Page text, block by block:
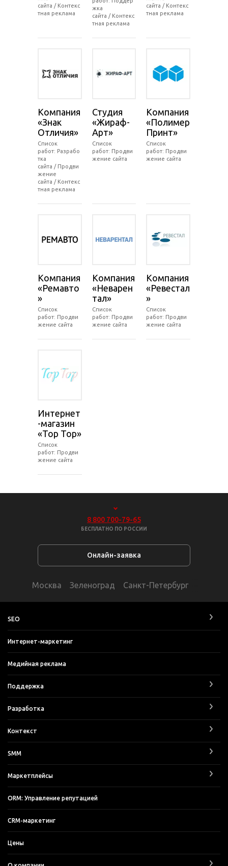
сайта / Контекс
тная реклама
жка
сайта / Контекс
тная реклама
сайта / Контекс
тная реклама
Компания
«Знак
Отличия»
Список
работ: Разрабо
тка
сайта / Продви
жение
сайта / Контекс
тная реклама
Студия
«Жираф-
Арт»
Список
работ: Продви
жение сайта
Компания
«Полимер
Принт»
Список
работ: Продви
жение сайта
Компания
«Ремавто
»
Список
работ: Продви
жение сайта
Компания
«Неварен
тал»
Список
работ: Продви
жение сайта
Компания
«Ревестал
»
Список
работ: Продви
жение сайта
Интернет
-магазин
«Top Top»
Список
работ: Продви
жение сайта
8 800 700-79-65
БЕСПЛАТНО ПО РОССИИ
Онлайн-заявка
Москва Зеленоград Санкт-Петербург
SEO
Интернет-маркетинг
Медийная реклама
Поддержка
Разработка
Контекст
SMM
Маркетплейсы
ORM: Управление репутацией
CRM-маркетинг
Цены